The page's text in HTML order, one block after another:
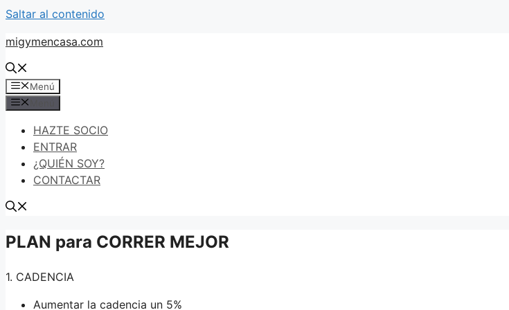
Saltar al contenido
migymencasa.com
Menú
HAZTE SOCIO
ENTRAR
¿QUIÉN SOY?
CONTACTAR
PLAN para CORRER MEJOR
1. CADENCIA
Aumentar la cadencia un 5%